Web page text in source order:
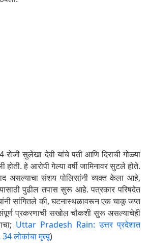
सुलेखा देवी यांचे पती आणि दिराची गोळ्या
हे आरोपी गेल्या वर्षी जामिनावर सुटले होते.
असल्याचा संशय पोलिसांनी व्यक्त केला आहे,
पुढील तपास सुरू आहे. पत्रकार परिषदेत
सांगितले की, घटनास्थळावरून एक चाकू जप्त
प्रकरणाची सखोल चौकशी सुरू असल्याचेही
Uttar Pradesh Rain: उत्तर प्रदेशात
लोकांचा मृत्यू)